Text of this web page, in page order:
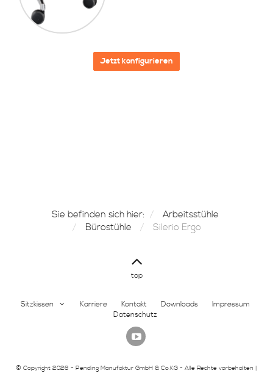
Jetzt konfigurieren
Sie befinden sich hier:
Arbeitsstühle
Bürostühle
Silerio Ergo
top
Sitzkissen Karriere Kontakt Downloads
Impressum
Datenschutz
© Copyright 2026 - Pending Manufaktur GmbH & Co.KG - Alle Rechte vorbehalten |